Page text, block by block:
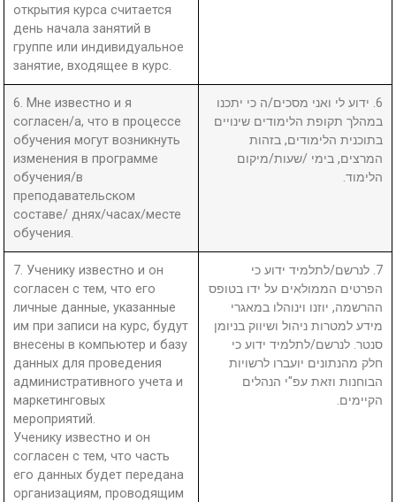
открытия курса считается
день начала занятий в
группе или индивидуальное
занятие, входящее в курс.
6. Мне известно и я
согласен/а, что в процессе
обучения могут возникнуть
изменения в программе
обучения/в
преподавательском
составе/ днях/часах/месте
обучения.
6. ידוע לי ואני מסכים/ה כי יתכנו
במהלך תקופת הלימודים שינויים
בתוכנית הלימודים, בזהות
המרצים, בימי /שעות/מיקום
הלימוד.
7. Ученику известно и он
согласен с тем, что его
личные данные, указанные
им при записи на курс, будут
внесены в компьютер и базу
данных для проведения
административного учета и
маркетинговых
мероприятий.
Ученику известно и он
согласен с тем, что часть
его данных будет передана
организациям, проводящим
7. לנרשם/לתלמיד ידוע כי
הפרטים הממולאים על ידו בטופס
ההרשמה, יוזנו וינוהלו במאגרי
מידע למטרות ניהול ושיווק בניומן
סנטר. לנרשם/לתלמיד ידוע כי
חלק מהנתונים יועברו לרשויות
הבוחנות וזאת עפ"י הנהלים
הקיימים.